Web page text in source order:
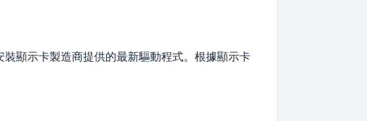
顯示卡製造商提供的最新驅動程式。根據顯示卡